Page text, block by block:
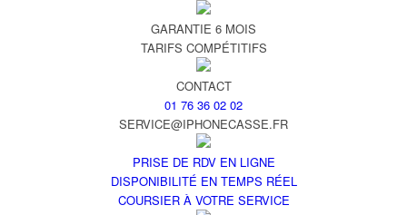
GARANTIE 6 MOIS
TARIFS COMPÉTITIFS
CONTACT
01 76 36 02 02
SERVICE@IPHONECASSE.FR
PRISE DE RDV EN LIGNE
DISPONIBILITÉ EN TEMPS RÉEL
COURSIER À VOTRE SERVICE